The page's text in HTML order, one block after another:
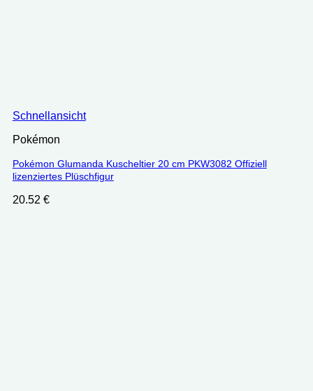
Schnellansicht
Pokémon
Pokémon Glumanda Kuscheltier 20 cm PKW3082 Offiziell
lizenziertes Plüschfigur
20.52 €